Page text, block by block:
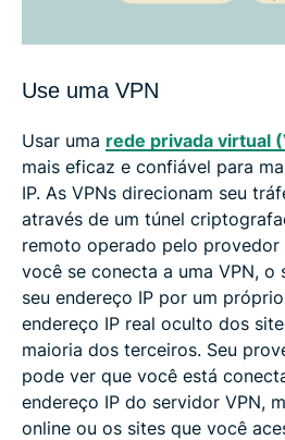
Use uma VPN
Usar uma rede privada virtual
mais eficaz e confiável para
IP. As VPNs direcionam seu
através de um túnel
remoto operado pelo provedor
você se conecta a uma VPN, o
seu endereço IP por um
endereço IP real oculto dos
maioria dos terceiros. Seu
pode ver que você está
endereço IP do servidor VPN,
online ou os sites que você